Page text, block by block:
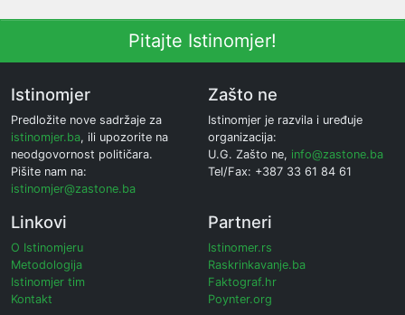
Pitajte Istinomjer!
Istinomjer
Predložite nove sadržaje za
istinomjer.ba, ili upozorite na
neodgovornost političara.
Pišite nam na:
istinomjer@zastone.ba
Zašto ne
Istinomjer je razvila i uređuje
organizacija:
U.G. Zašto ne, info@zastone.ba
Tel/Fax: +387 33 61 84 61
Linkovi
O Istinomjeru
Metodologija
Istinomjer tim
Kontakt
Partneri
Istinomer.rs
Raskrinkavanje.ba
Faktograf.hr
Poynter.org